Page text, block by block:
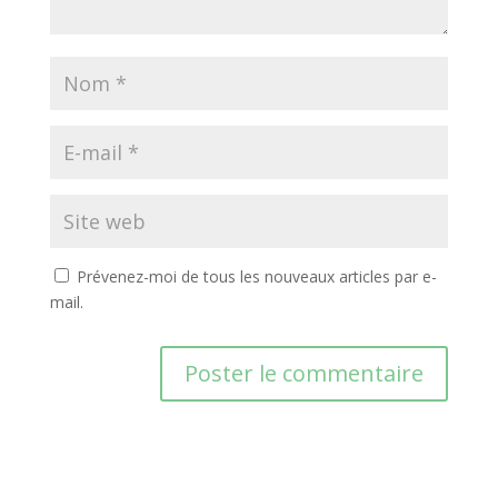
Prévenez-moi de tous les nouveaux articles par e-
mail.